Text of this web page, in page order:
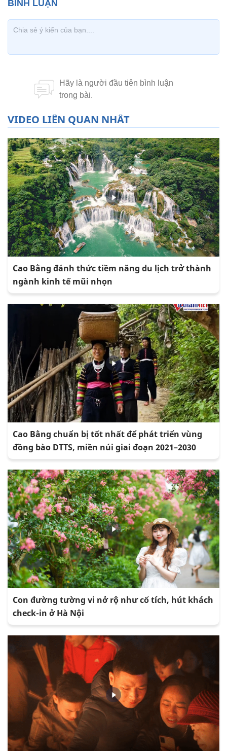
VIDEO LIÊN QUAN NHẤT
Cao Bằng đánh thức tiềm năng du lịch trở thành
ngành kinh tế mũi nhọn
Cao Bằng chuẩn bị tốt nhất để phát triển vùng
đồng bào DTTS, miền núi giai đoạn 2021–2030
Con đường tường vi nở rộ như cổ tích, hút khách
check-in ở Hà Nội